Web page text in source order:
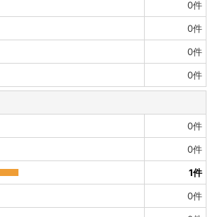
0件
0件
0件
0件
0件
0件
1件
0件